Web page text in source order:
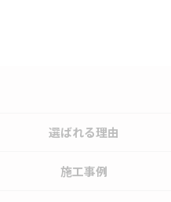
選ばれる理由
施工事例